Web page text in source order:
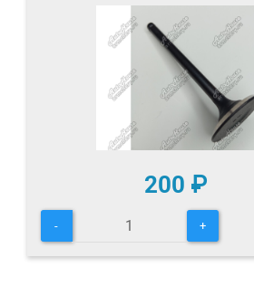
200 ₽
- +